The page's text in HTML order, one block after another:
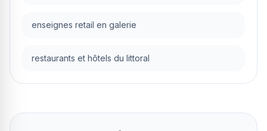
enseignes retail en galerie
restaurants et hôtels du littoral